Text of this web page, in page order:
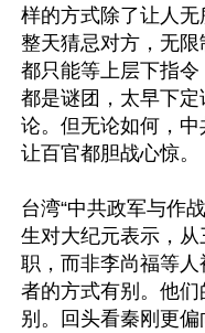
样的方式除了让人无
整天猜忌对方，无
都只能等上层下指
都是谜团，太早下
论。但无论如何，
让百官都胆战心惊。
台湾“中共政军与作
生对大纪元表示，
职，而非李尚福等
者的方式有别。他
别。回头看秦刚更